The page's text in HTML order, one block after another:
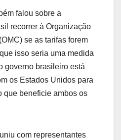
falou sobre a
recorrer à Organização
se as tarifas forem
isso seria uma medida
governo brasileiro está
os Estados Unidos para
que beneficie ambos os
com representantes